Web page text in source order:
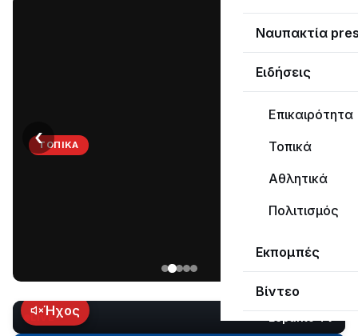
Ναυπακτία
Ειδήσεις
Επικαιρότητα
Τοπικά
Αθλητικά
Πολιτισμός
Εκπομπές
Βίντεο
ΤΟΠΙΚΆ
Κωτσανά
για
‹
LIVEΉχος